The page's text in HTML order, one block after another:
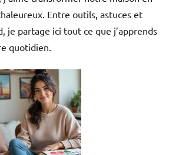
Entre outils, astuces et
je partage ici tout ce que j’apprends
quotidien.